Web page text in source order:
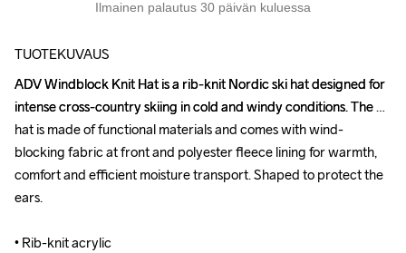
Ilmainen palautus 30 päivän kuluessa
TUOTEKUVAUS
ADV Windblock Knit Hat is a rib-knit Nordic ski hat designed for
intense cross-country skiing in cold and windy conditions. The
hat is made of functional materials and comes with wind-
blocking fabric at front and polyester fleece lining for warmth,
comfort and efficient moisture transport. Shaped to protect the
ears.
• Rib-knit acrylic
ADV Windblock Knit Hat is a rib-knit Nordic ski hat designed for
intense cross-country skiing in cold and windy conditions. The
hat is made of functional materials and comes with wind-
blocking fabric at front and polyester fleece lining for warmth,
comfort and efficient moisture transport. Shaped to protect the
ears.
• Rib-knit acrylic